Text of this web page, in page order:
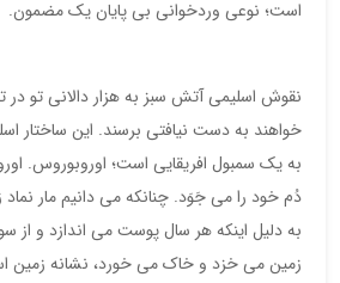
است؛ نوعی وردخوانی بی پایان یک مضمون.
نقوش اسلیمی آتش سبز به هزار دالانی تو در
خواهند به دست نیافتی برسند. این ساختار
به یک سمبول افریقایی است؛ اوروبوروس.
دُم خود را می جَوَد. چنانکه می دانیم مار
به دلیل اینکه هر سال پوست می اندازد و از
زمین می خزد و خاک می خورد، نشانه زمین